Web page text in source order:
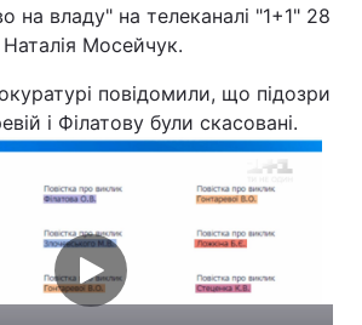
на владу" на телеканалі "1+1" 28
Мосейчук.
повідомили, що підозри
і Філатову були скасовані.